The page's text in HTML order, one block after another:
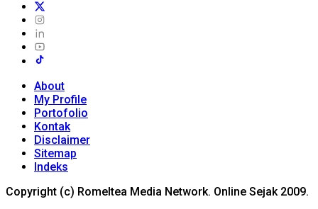
About
My Profile
Portofolio
Kontak
Disclaimer
Sitemap
Indeks
Copyright (c) Romeltea Media Network. Online Sejak 2009.